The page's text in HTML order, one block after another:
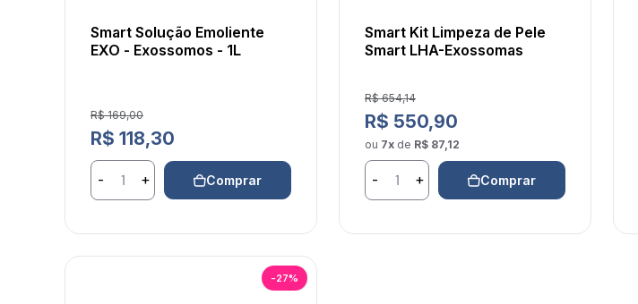
Smart Solução Emoliente
EXO - Exossomos - 1L
Preço de venda
R$ 169,00
Preço normal
R$ 118,30
- + Comprar
Smart Kit Limpeza de Pele
Smart LHA-Exossomas
Preço de venda
R$ 654,14
Preço normal
R$ 550,90
ou 7x de R$ 87,12
- + Comprar
-27%